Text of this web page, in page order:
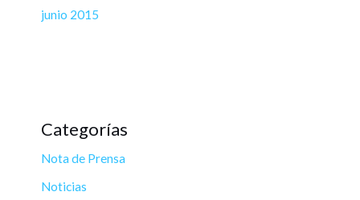
junio 2015
Categorías
Nota de Prensa
Noticias